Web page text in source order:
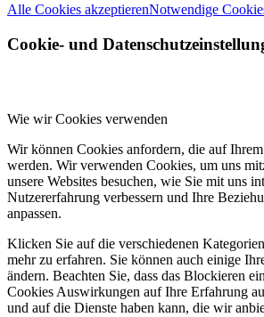
Alle Cookies akzeptierenNotwendige
Cookie- und
Wie wir Cookies verwenden
Wir können Cookies anfordern, die auf
werden. Wir verwenden Cookies, um uns
unsere Websites besuchen, wie Sie mit uns
Nutzererfahrung verbessern und Ihre
anpassen.
Klicken Sie auf die verschiedenen
mehr zu erfahren. Sie können auch einige
ändern. Beachten Sie, dass das Blockieren
Cookies Auswirkungen auf Ihre Erfahrung
und auf die Dienste haben kann, die wir